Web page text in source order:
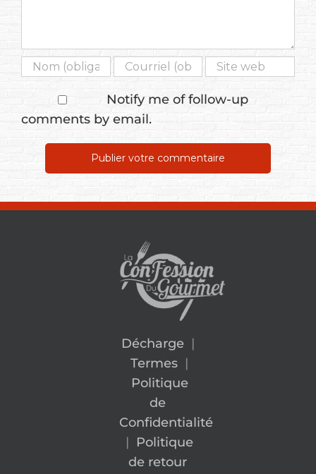
Notify me of follow-up
comments by email.
Décharge|
Termes |
Politique
de
Confidentialité
| Politique
de retour